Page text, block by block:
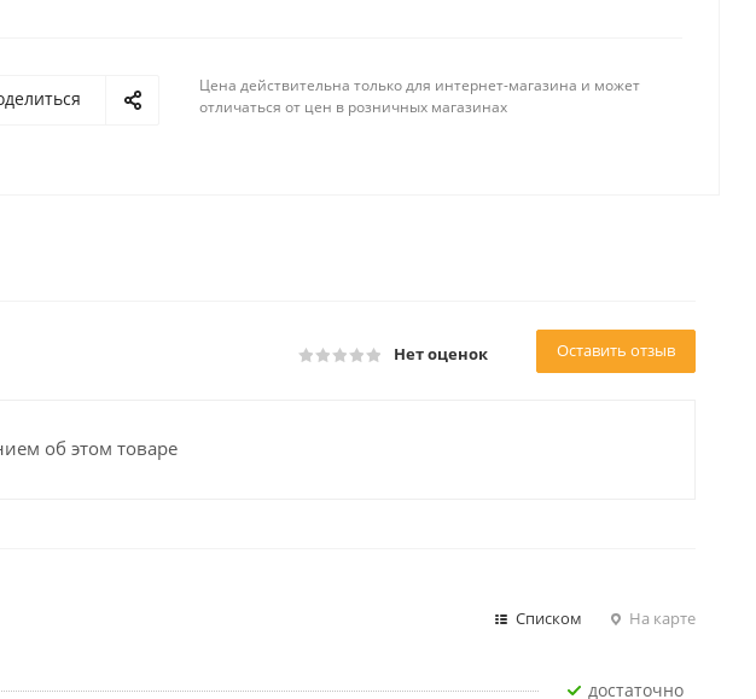
Цена действительна только для интернет-магазина и может
отличаться от цен в розничных магазинах
Нет оценок Оставить отзыв
об этом товаре
Списком На карте
Достаточно